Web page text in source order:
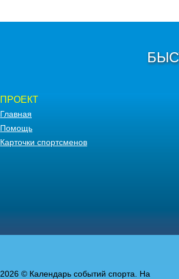
ПРОЕКТ
Главная
Помощь
Карточки спортсменов
2026 © Календарь событий спорта. На